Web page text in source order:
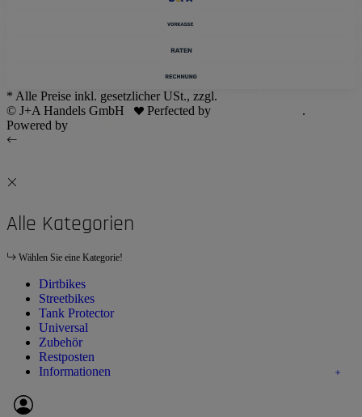
* Alle Preise inkl. gesetzlicher USt., zzgl.
© J+A Handels GmbH
Perfected by
.
Powered by
Alle Kategorien
Wählen Sie eine Kategorie!
Dirtbikes
Streetbikes
Tank Protector
Universal
Zubehör
Restposten
Informationen